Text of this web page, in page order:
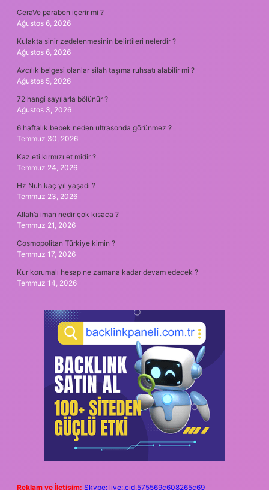
CeraVe paraben içerir mi ?
Ağustos 6, 2026
Kulakta sinir zedelenmesinin belirtileri nelerdir ?
Ağustos 6, 2026
Avcılık belgesi olanlar silah taşıma ruhsatı alabilir mi ?
Ağustos 5, 2026
72 hangi sayılarla bölünür ?
Ağustos 3, 2026
6 haftalık bebek neden ultrasonda görünmez ?
Temmuz 30, 2026
Kaz eti kırmızı et midir ?
Temmuz 24, 2026
Hz Nuh kaç yıl yaşadı ?
Temmuz 23, 2026
Allah’a iman nedir çok kısaca ?
Temmuz 21, 2026
Cosmopolitan Türkiye kimin ?
Temmuz 17, 2026
Kur korumalı hesap ne zamana kadar devam edecek ?
Temmuz 14, 2026
Reklam ve İletişim: Skype: live:.cid.575569c608265c69